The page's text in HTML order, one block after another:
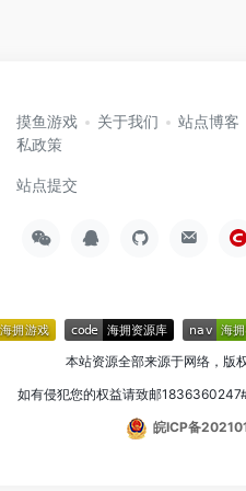
摸鱼游戏 关于我们 站点博客
私政策
站点提交
本站资源全部来源于网络，版
如有侵犯您的权益请致邮
皖ICP备